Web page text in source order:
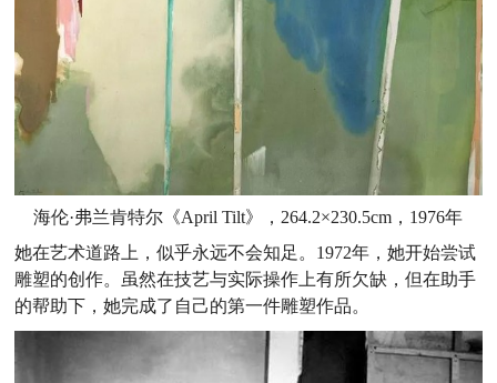
海伦·弗兰肯特尔《April Tilt》，264.2×230.5cm，1976年
她在艺术道路上，似乎永远不会知足。1972年，她开始尝试
雕塑的创作。虽然在技艺与实际操作上有所欠缺，但在助手
的帮助下，她完成了自己的第一件雕塑作品。